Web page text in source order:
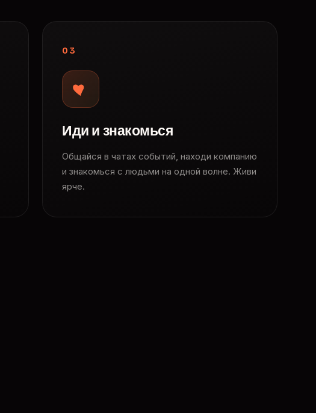
03
Иди и знакомься
Общайся в чатах событий, находи компанию
и знакомься с людьми на одной волне. Живи
ярче.